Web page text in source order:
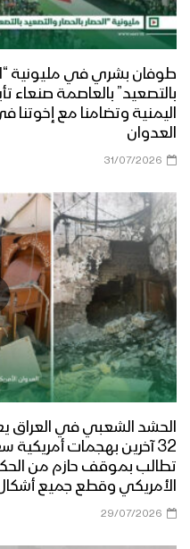
طوفان بشري في مليونية
بالتصعيد” بالعاصمة صنعاء
اليمنية وتضامنا مع إخوتنا
العدوان
31/07/2026
32 آخرين بهجمات أمريكية
تطالب بموقف حازم من
الأمريكي وقطع جميع
29/07/2026